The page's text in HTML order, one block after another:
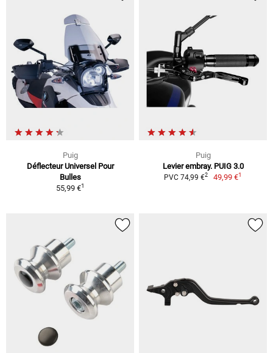
Puig
Déflecteur Universel Pour
Bulles
55,99 €1
Puig
Levier embray. PUIG 3.0
PVC 74,99 €2 49,99 €1